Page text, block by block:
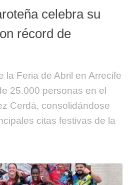
celebra su
récord de
la Feria de Abril en Arrecife
25.000 personas en el
Cerdá, consolidándose
citas festivas de la